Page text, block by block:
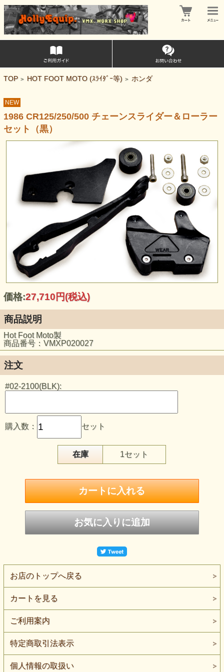
TOP > HOT FOOT MOTO (ｽﾗｲﾀﾞｰ等) > ホンダ
NEW
1986 CR125/250/500 チェーンスライダー＆ローラー
セット（黒）
価格:27,710円(税込)
商品説明
Hot Foot Moto製
商品番号：VMXP020027
注文
#02-2100(BLK):
購入数： セット
在庫 1セット
お店のトップへ戻る
カートを見る
ご利用案内
特定商取引法表示
個人情報の取扱い